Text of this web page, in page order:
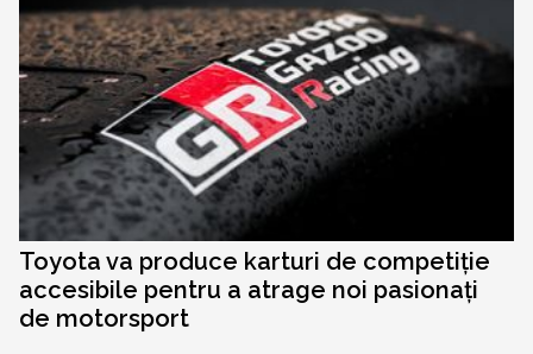
Toyota va produce karturi de competiție
accesibile pentru a atrage noi pasionați
de motorsport